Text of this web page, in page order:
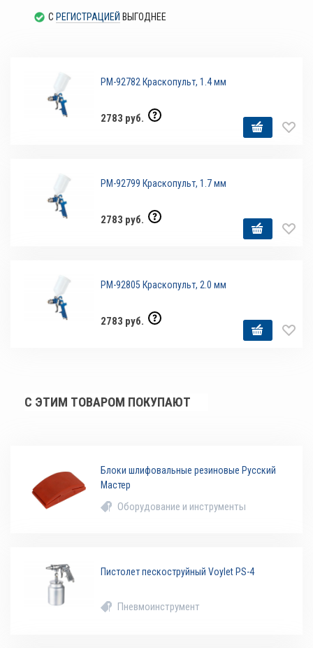
С РЕГИСТРАЦИЕЙ ВЫГОДНЕЕ
РМ-92782 Краскопульт, 1.4 мм
2783 руб.
РМ-92799 Краскопульт, 1.7 мм
2783 руб.
РМ-92805 Краскопульт, 2.0 мм
2783 руб.
С ЭТИМ ТОВАРОМ ПОКУПАЮТ
Блоки шлифовальные резиновые Русский
Мастер
Оборудование и инструменты
Пистолет пескоструйный Voylet PS-4
Пневмоинструмент